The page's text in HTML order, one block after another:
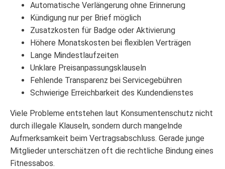
Automatische Verlängerung ohne Erinnerung
Kündigung nur per Brief möglich
Zusatzkosten für Badge oder Aktivierung
Höhere Monatskosten bei flexiblen Verträgen
Lange Mindestlaufzeiten
Unklare Preisanpassungsklauseln
Fehlende Transparenz bei Servicegebühren
Schwierige Erreichbarkeit des Kundendienstes
Viele Probleme entstehen laut Konsumentenschutz nicht
durch illegale Klauseln, sondern durch mangelnde
Aufmerksamkeit beim Vertragsabschluss. Gerade junge
Mitglieder unterschätzen oft die rechtliche Bindung eines
Fitnessabos.